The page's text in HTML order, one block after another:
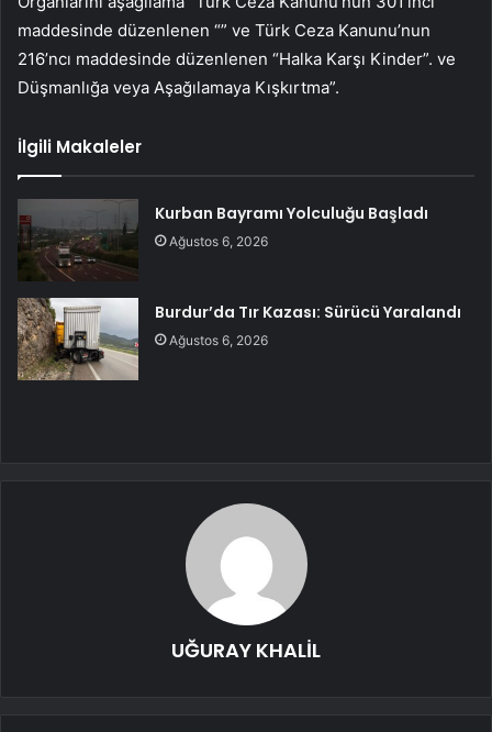
maddesinde düzenlenen “” ve Türk Ceza Kanunu’nun
216’ncı maddesinde düzenlenen “Halka Karşı Kinder”. ve
Düşmanlığa veya Aşağılamaya Kışkırtma”.
İlgili Makaleler
Kurban Bayramı Yolculuğu Başladı
Ağustos 6, 2026
Burdur’da Tır Kazası: Sürücü Yaralandı
Ağustos 6, 2026
UĞURAY KHALİL